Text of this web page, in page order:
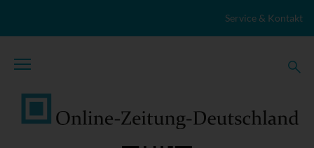
Service & Kontakt